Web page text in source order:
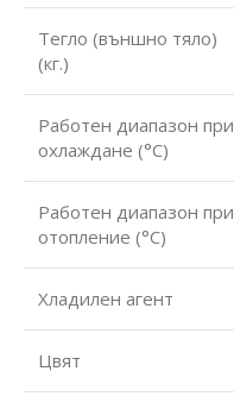
Тегло (външно тяло)
(кг.)
Работен диапазон при
охлаждане (°С)
Работен диапазон при
отопление (°С)
Хладилен агент
Цвят